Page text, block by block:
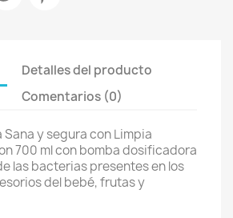
Detalles del producto
Comentarios (0)
Sana y segura con Limpia
700 ml con bomba dosificadora
las bacterias presentes en los
del bebé, frutas y